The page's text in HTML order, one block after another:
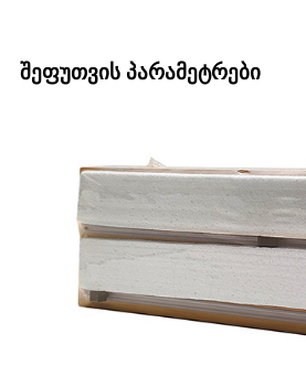
შეფუთვის პარამეტრები